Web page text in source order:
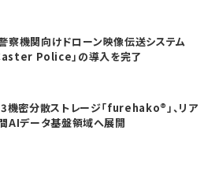
察機関向けドローン映像伝送システム
Police」の導入を完了
密分散ストレージ「furehako®」、リア
AIデータ基盤領域へ展開